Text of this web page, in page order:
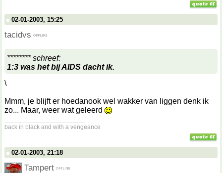
02-01-2003, 15:25
tacidvs
******** schreef:
1:3 was het bij AIDS dacht ik.
\
Mmm, je blijft er hoedanook wel wakker van liggen denk ik
zo... Maar, weer wat geleerd
back in black and with a vengeance
02-01-2003, 21:18
Tampert